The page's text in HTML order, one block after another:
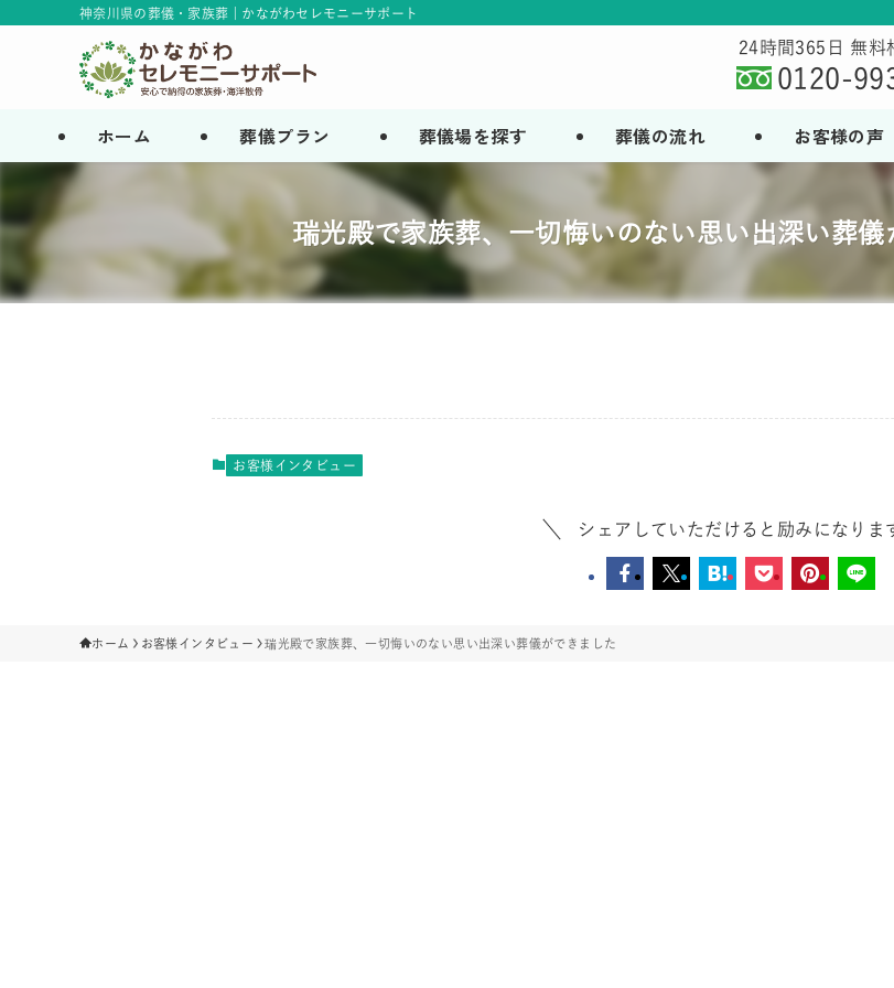
神奈川県の葬儀・家族葬 | かながわセレモニーサポート
ホーム 葬儀プラン 葬儀場を探す 葬儀の流れ お客様の声
24時間365日 無料
0120-
瑞光殿で家族葬、一切悔いのない思い出深い葬儀
お客様インタビュー
シェアしていただけると励みになりま
ホーム お客様インタビュー 瑞光殿で家族葬、一切悔いのない思い出深い葬儀ができました